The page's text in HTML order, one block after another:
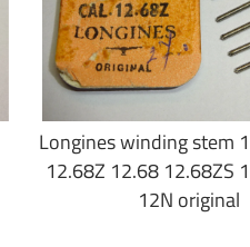
Longines winding stem
12.68Z 12.68 12.68ZS
12N original